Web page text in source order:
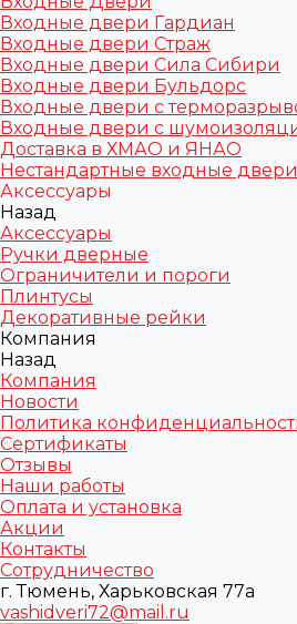
Входные двери Гардиан
Входные двери Страж
Входные двери Сила Сибири
Входные двери Бульдорс
Входные двери с
Входные двери с
Доставка в ХМАО и ЯНАО
Нестандартные входные двери
Аксессуары
Назад
Аксессуары
Ручки дверные
Ограничители и пороги
Плинтусы
Декоративные рейки
Компания
Назад
Компания
Новости
Политика
Сертификаты
Отзывы
Наши работы
Оплата и установка
Акции
Контакты
Сотрудничество
г. Тюмень, Харьковская 77а
vashidveri72@mail.ru